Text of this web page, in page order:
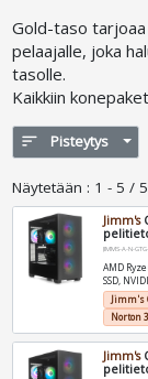
Gold-taso tarjoaa
pelaajalle, joka
tasolle.
Kaikkiin
sort Pisteytys
Näytetään : 1 - 5 / 5
Jimm's
JIMMS-A-N-
AMD
SSD,
Jimm's
Norton
Jimm's